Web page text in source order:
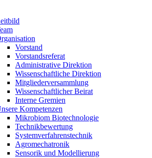
Vorstand
Vorstandsreferat
Administrative Direktion
Wissenschaftliche Direktion
Mitgliederversammlung
Wissenschaftlicher Beirat
Interne Gremien
Kompetenzen
Mikrobiom Biotechnologie
Technikbewertung
Systemverfahrenstechnik
Agromechatronik
Sensorik und Modellierung